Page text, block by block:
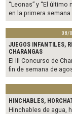
“Leonas” y “El
en la primera
08/
JUEGOS INFANTILES,
CHARANGAS
El III Concurso de
fin de semana de
HINCHABLES,
Hinchables de agua,